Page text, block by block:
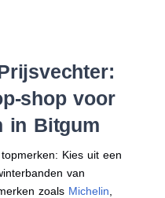
shop voor
in Bitgum
Kies uit een
van
zoals Michelin